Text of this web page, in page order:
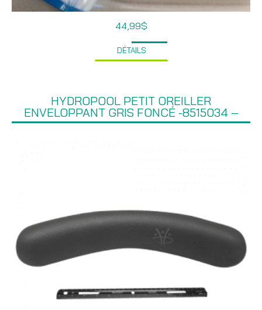
44,99$
DÉTAILS
HYDROPOOL PETIT OREILLER
ENVELOPPANT GRIS FONCÉ -8515034 –